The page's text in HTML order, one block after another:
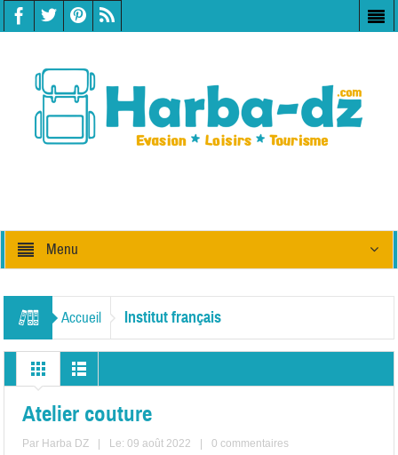
Menu
Accueil Institut français
Atelier couture
Par Harba DZ Le: 09 août 2022 0 commentaires